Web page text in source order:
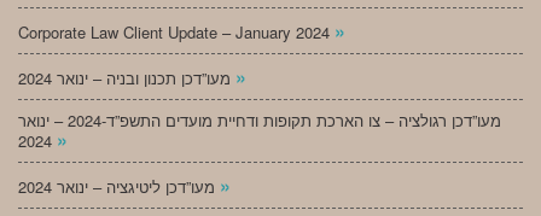
Corporate Law Client Update – January 2024 »
»
מעו”דכן רגולציה – צו הארכת תקופות ודחיית מועדים התשפ”ד-2024 – ינואר
»
»